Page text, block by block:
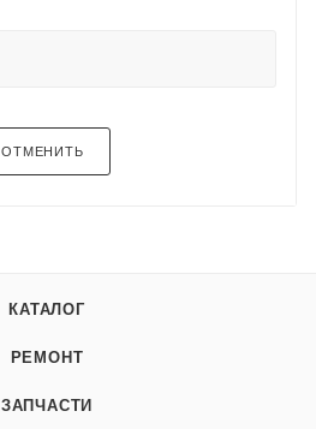
ОТМЕНИТЬ
КАТАЛОГ
РЕМОНТ
ЗАПЧАСТИ